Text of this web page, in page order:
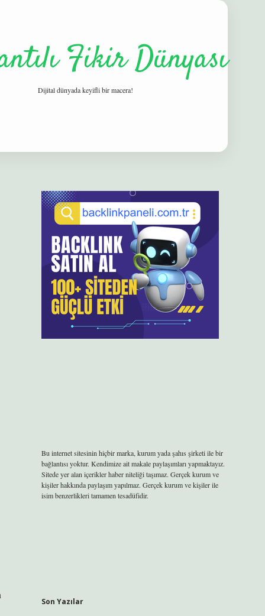
Fikir Dünyası
Dijital dünyada keyifli bir macera!
Bu internet sitesinin hiçbir marka, kurum yada şahıs şirketi ile bir
bağlantısı yoktur. Kendimize ait makale paylaşımları yapmaktayız.
Sitede yer alan içerikler haber niteliği taşımaz. Gerçek kurum ve
kişiler hakkında paylaşım yapılmaz. Gerçek kurum ve kişiler ile
isim benzerlikleri tamamen tesadüfidir.
Son Yazılar